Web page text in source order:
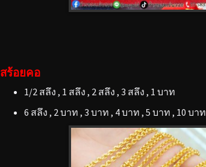
สร้อยคอ
1/2 สลึง , 1 สลึง , 2 สลึง , 3 สลึง , 1 บาท
6 สลึง , 2 บาท , 3 บาท , 4 บาท , 5 บาท , 10 บาท